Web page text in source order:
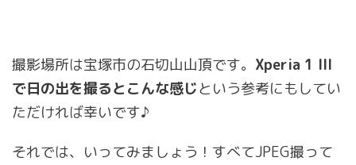
撮影場所は宝塚市の石切山山頂です。 Xperia 1 III
で日の出を撮るとこんな感じという参考にもしてい
ただければ幸いです♪
それでは、いってみましょう！すべてJPEG撮って